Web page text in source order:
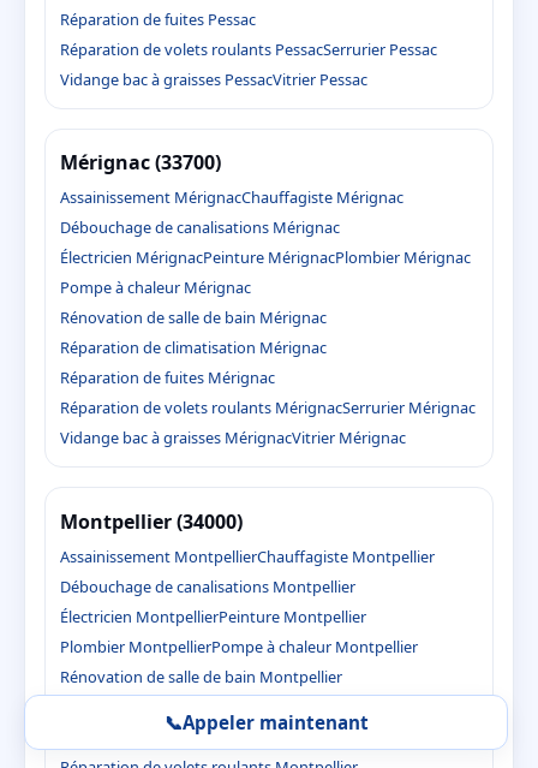
Réparation de fuites Pessac
Réparation de volets roulants PessacSerrurier Pessac
Vidange bac à graisses PessacVitrier Pessac
Mérignac (33700)
Assainissement MérignacChauffagiste Mérignac
Débouchage de canalisations Mérignac
Électricien MérignacPeinture MérignacPlombier Mérignac
Pompe à chaleur Mérignac
Rénovation de salle de bain Mérignac
Réparation de climatisation Mérignac
Réparation de fuites Mérignac
Réparation de volets roulants MérignacSerrurier Mérignac
Vidange bac à graisses MérignacVitrier Mérignac
Montpellier (34000)
Assainissement MontpellierChauffagiste Montpellier
Débouchage de canalisations Montpellier
Électricien MontpellierPeinture Montpellier
Plombier MontpellierPompe à chaleur Montpellier
Rénovation de salle de bain Montpellier
Réparation de fuites Montpellier
📞Appeler maintenant